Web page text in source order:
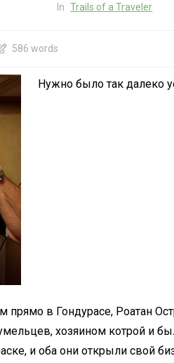
In Trails of a Traveler
586 words
Нужно было так далеко
прямо в Гондурасе, Роатан
хозяином котрой и
и оба они открыли свой
Gleb ! The
is that YOU
0 4 words